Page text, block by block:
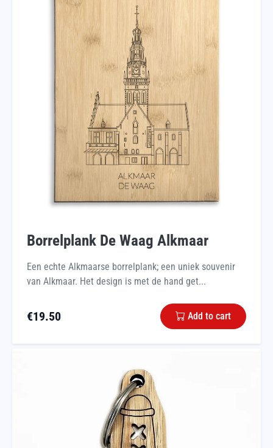
Borrelplank De Waag Alkmaar
Een echte Alkmaarse borrelplank; een uniek souvenir
van Alkmaar. Het design is met de hand get...
€19.50 Add to cart